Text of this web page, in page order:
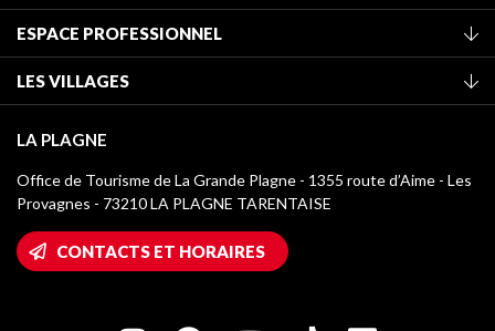
ESPACE PROFESSIONNEL
Classement des meublés
Taxe de séjour
Médiathèque
Logos La Plagne
Accès Wifi
Maison des Propriétaires
LES VILLAGES
Montchavin - Les Coches
Champagny-en-Vanoise
Plagne 1800
LA PLAGNE
Office de Tourisme de La Grande Plagne - 1355 route d’Aime - Les
Provagnes - 73210 LA PLAGNE TARENTAISE
CONTACTS ET HORAIRES